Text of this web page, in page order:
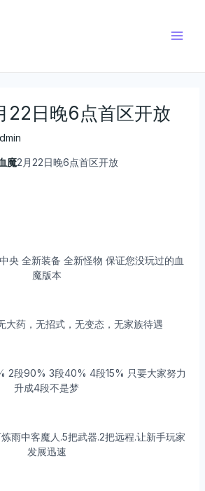
22日晚6点首区开放
魔2月22日晚6点首区开放
央 全新装备 全新怪物 保证您没玩过的血
魔版本
大药，无招式，无变态，无家族待遇
2段90% 3段40% 4段15% 只要大家努力
升成4段不是梦
雨中客魔人.5把武器.2把远程.让新手玩家
发展迅速